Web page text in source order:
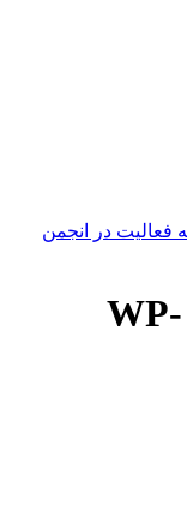
فعالیت در انجمن
مشکل نخواندن پوشه WP-